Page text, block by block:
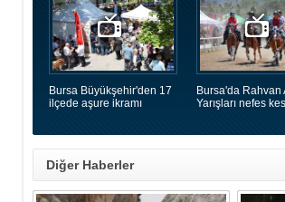
Bursa Büyükşehir'den 17
ilçede aşure ikramı
Bursa'da Rahvan
Yarışları nefes
Diğer Haberler